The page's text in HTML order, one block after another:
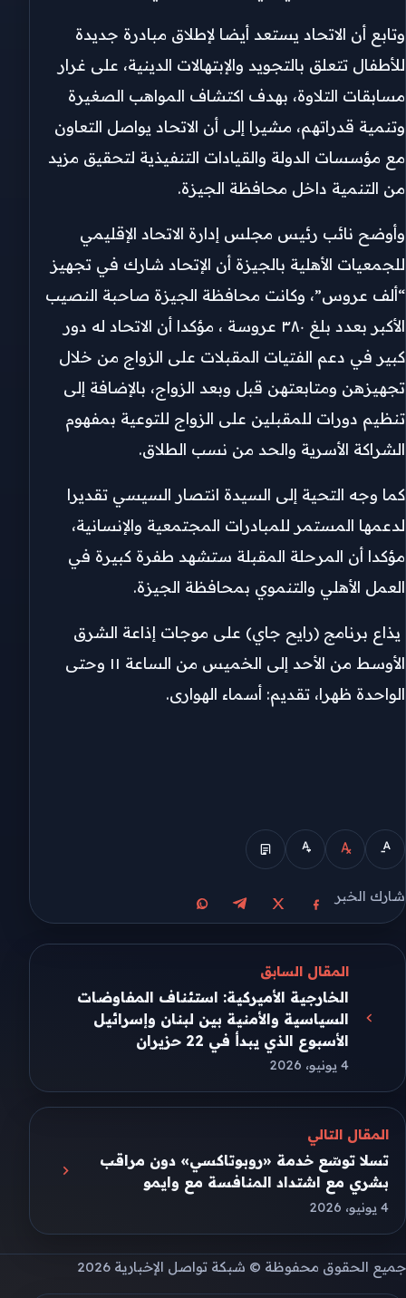
وتابع أن الاتحاد يستعد أيضا لإطلاق مبادرة جديدة
للأطفال تتعلق بالتجويد والإبتهالات الدينية، على غرار
مسابقات التلاوة، بهدف اكتشاف المواهب الصغيرة
وتنمية قدراتهم، مشيرا إلى أن الاتحاد يواصل التعاون
مع مؤسسات الدولة والقيادات التنفيذية لتحقيق مزيد
من التنمية داخل محافظة الجيزة.
وأوضح نائب رئيس مجلس إدارة الاتحاد الإقليمي
للجمعيات الأهلية بالجيزة أن الإتحاد شارك في تجهيز
“ألف عروس”، وكانت محافظة الجيزة صاحبة النصيب
الأكبر بعدد بلغ ٣٨٠ عروسة ، مؤكدا أن الاتحاد له دور
كبير في دعم الفتيات المقبلات على الزواج من خلال
تجهيزهن ومتابعتهن قبل وبعد الزواج، بالإضافة إلى
تنظيم دورات للمقبلين على الزواج للتوعية بمفهوم
الشراكة الأسرية والحد من نسب الطلاق.
كما وجه التحية إلى السيدة انتصار السيسي تقديرا
لدعمها المستمر للمبادرات المجتمعية والإنسانية،
مؤكدا أن المرحلة المقبلة ستشهد طفرة كبيرة في
العمل الأهلي والتنموي بمحافظة الجيزة.
يذاع برنامج (رايح جاي) على موجات إذاعة الشرق
الأوسط من الأحد إلى الخميس من الساعة ١١ وحتى
الواحدة ظهرا، تقديم: أسماء الهوارى.
شارك الخبر
مشاركة على فيسبوك
مشاركة على Xمشاركة على تيليجرام
مشاركة على واتساب
المقال السابق
الخارجية الأميركية: استئناف المفاوضات
السياسية والأمنية بين لبنان وإسرائيل
الأسبوع الذي يبدأ في 22 حزيران
4 يونيو، 2026
المقال التالي
تسلا توسّع خدمة «روبوتاكسي» دون مراقب
بشري مع اشتداد المنافسة مع وايمو
4 يونيو، 2026
جميع الحقوق محفوظة © شبكة تواصل الإخبارية 2026